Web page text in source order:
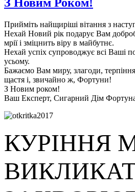
З Новим Роком!
Прийміть найщиріші вітання з
Нехай Новий рік подарує Вам
мрії і зміцнить віру в майбутнє.
Нехай успіх супроводжує всі Ваші
усьому.
Бажаємо Вам миру, злагоди,
щастя і, звичайно ж, Фортуни!
З Новим роком!
Ваш Експерт, Сигарний Дім
КУРІННЯ